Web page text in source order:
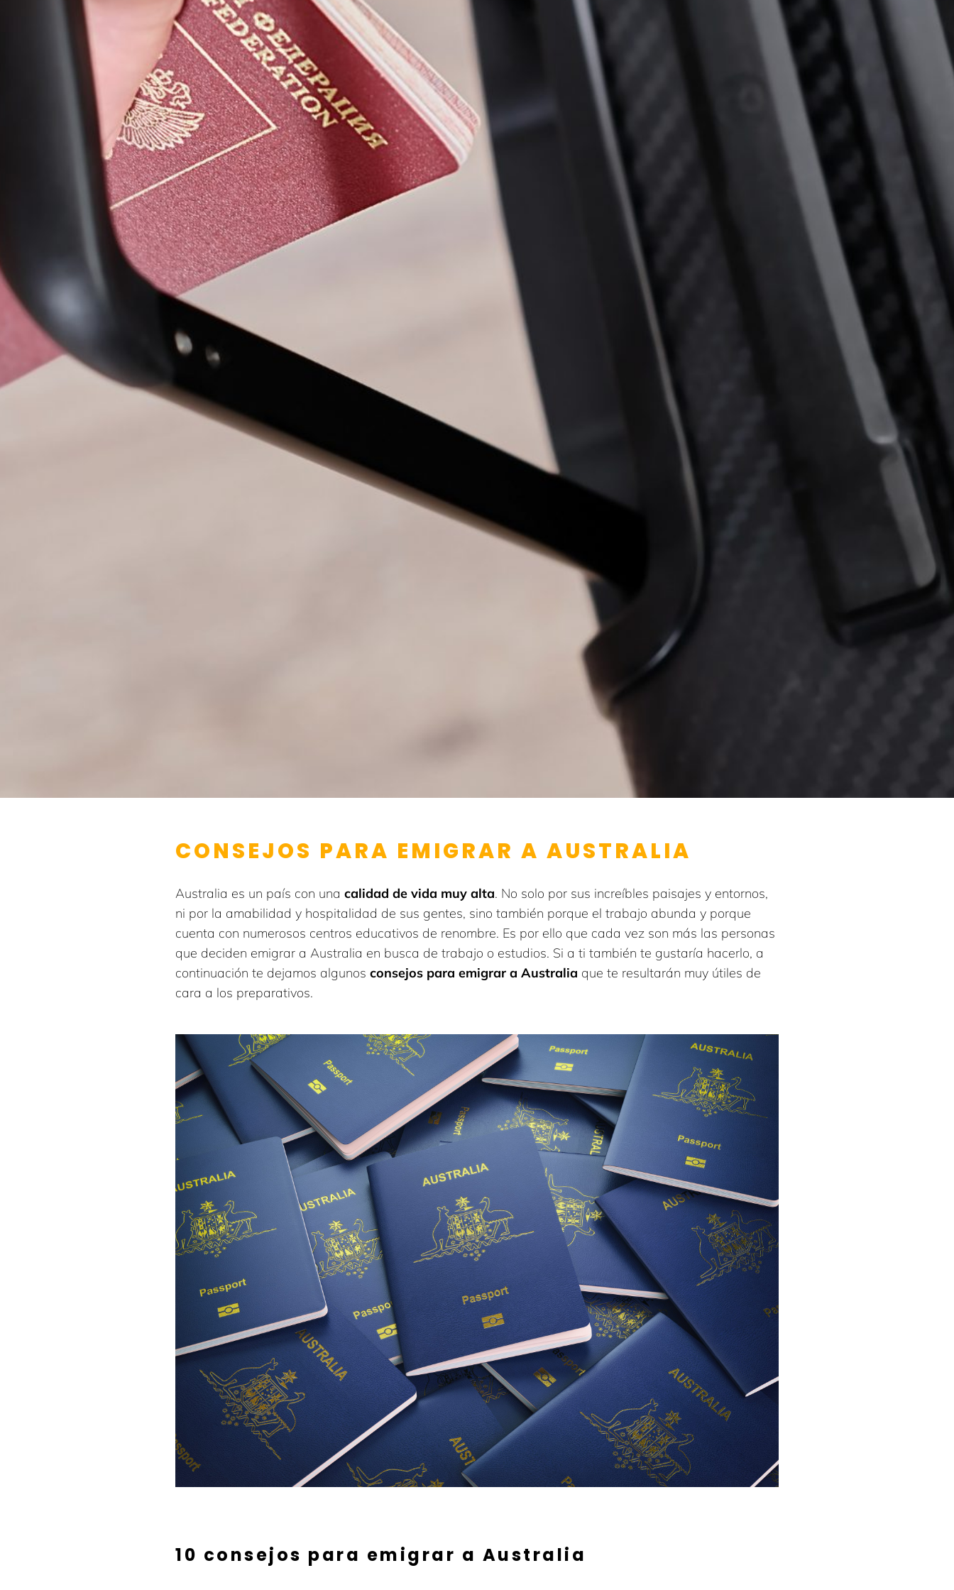
CONSEJOS PARA EMIGRAR A AUSTRALIA
Australia es un país con una calidad de vida muy alta. No solo por sus increíbles paisajes y entornos,
ni por la amabilidad y hospitalidad de sus gentes, sino también porque el trabajo abunda y porque
cuenta con numerosos centros educativos de renombre. Es por ello que cada vez son más las personas
que deciden emigrar a Australia en busca de trabajo o estudios. Si a ti también te gustaría hacerlo, a
continuación te dejamos algunos consejos para emigrar a Australia que te resultarán muy útiles de
cara a los preparativos.
10 consejos para emigrar a Australia